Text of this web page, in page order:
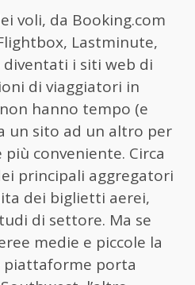
voli, da Booking.com
Lastminute,
i siti web di
di viaggiatori in
hanno tempo (e
un sito ad un altro per
conveniente. Circa
principali aggregatori
dei biglietti aerei,
di settore. Ma se
medie e piccole la
piattaforme porta